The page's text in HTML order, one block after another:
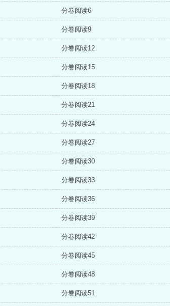
分卷阅读6
分卷阅读9
分卷阅读12
分卷阅读15
分卷阅读18
分卷阅读21
分卷阅读24
分卷阅读27
分卷阅读30
分卷阅读33
分卷阅读36
分卷阅读39
分卷阅读42
分卷阅读45
分卷阅读48
分卷阅读51